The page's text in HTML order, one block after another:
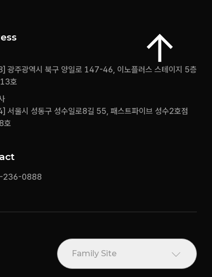
광주광역시 북구 양일로 147-46, 이노플러스 스테이지 5층
호
서울시 성동구 성수일로8길 55, 패스트파이브 성수2호점
호
236-0888
Family Site